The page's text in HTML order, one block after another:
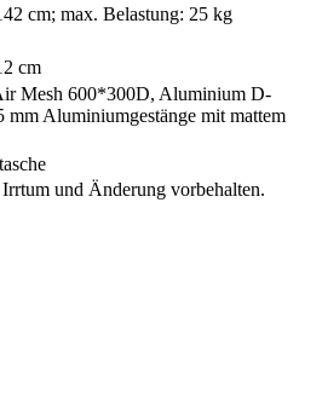
cm; max. Belastung: 25 kg
cm
Mesh 600*300D, Aluminium D-
mm Aluminiumgestänge mit mattem
und Änderung vorbehalten.